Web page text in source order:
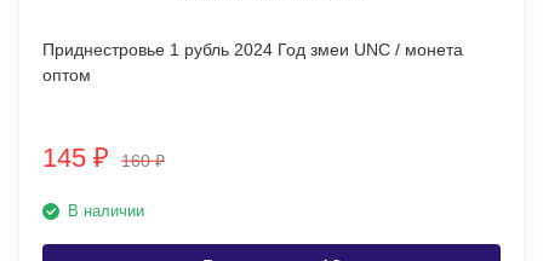
Приднестровье 1 рубль 2024 Год змеи UNC / монета
оптом
145 ₽ 160₽
В наличии